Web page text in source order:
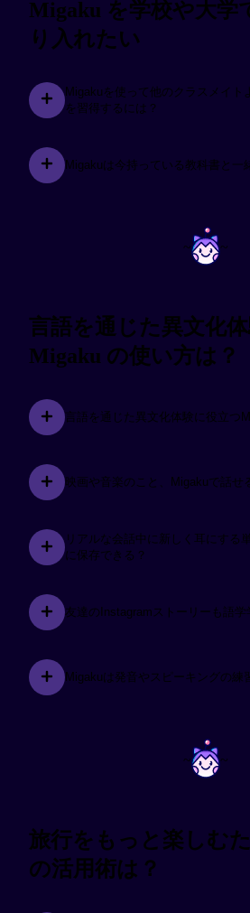
Migaku を学校や大学
り入れたい
Migakuを使って他のクラスメイト
を習得するには？
Migakuは今持っている教科書と一
~ ~
言語を通じた異文化
Migaku の使い方は？
言語を通じた異文化体験に役立つ
映画や音楽のこと、Migakuで話せ
リアルな会話中に新しく耳にする
に保存できる？
友達のInstagramストーリーも語学
Migakuは発音やスピーキングの練
~ ~
旅行をもっと楽しむ
の活用術は？